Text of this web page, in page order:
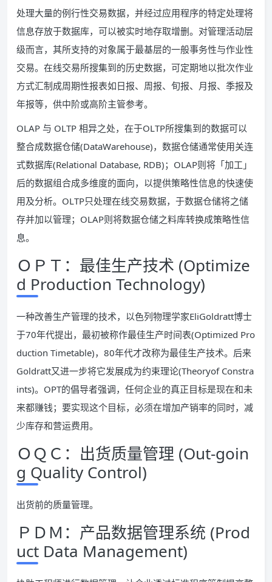
处理大量的例行性交易数据，并经过应用程序的特定处理将
信息存放于数据库，可以被实时地存取增删。对管理活动层
级而言，其所支持的对象属于最基层的一般事务性与作业性
交易。在线交易所搜集到的历史数据，可定期地以批次作业
方式汇制成周期性报表如日报、周报、旬报、月报、季报及
年报等，供中阶或高阶主管参考。
OLAP 与 OLTP 相异之处，在于OLTP所搜集到的数据可以
整合成数据仓储(DataWarehouse)，数据仓储通常使用关连
式数据库(Relational Database, RDB)；OLAP则将「加工」
后的数据组合成多维度的面向，以提供策略性信息的快速使
用及分析。OLTP只处理在线交易数据，于数据仓储将之储
存并加以管理；OLAP则将数据仓储之料库转换成策略性信
息。
ＯＰＴ：最佳生产技术 (Optimize
d Production Technology)
一种改善生产管理的技术，以色列物理学家EliGoldratt博士
于70年代提出，最初被称作最佳生产时间表(Optimized Pro
duction Timetable)，80年代才改称为最佳生产技术。后来
Goldratt又进一步将它发展成为约束理论(Theoryof Constra
ints)。OPT的倡导者强调，任何企业的真正目标是现在和未
来都赚钱；要实现这个目标，必须在增加产销率的同时，减
少库存和营运费用。
ＯＱＣ：出货质量管理 (Out-goin
g Quality Control)
出货前的质量管理。
ＰＤＭ：产品数据管理系统 (Prod
uct Data Management)